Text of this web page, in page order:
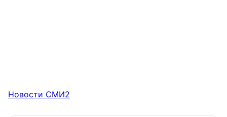
Новости СМИ2